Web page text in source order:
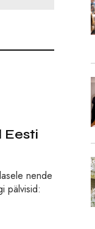
Eesti
nende
pälvisid: